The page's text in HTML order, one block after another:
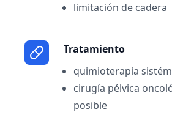
limitación de cadera
Tratamiento
quimioterapia
cirugía pélvica
posible